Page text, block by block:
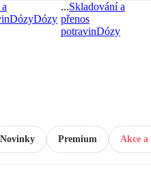
DózyDózy
...Skladování a
přenos
potravinDózy
Premium Akce a
Novinky